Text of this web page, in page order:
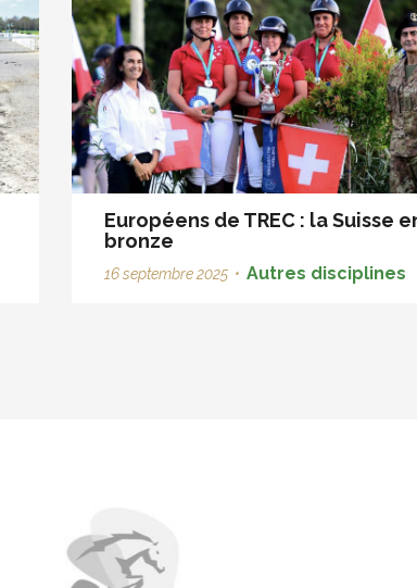
Européens de TREC : la Suisse
bronze
16 septembre 2025 • Autres disciplines